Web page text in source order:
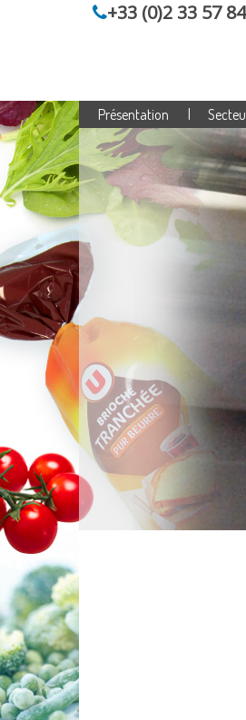
+33 (0)2 33 57
Présentation
Panneau de gestion des cookies